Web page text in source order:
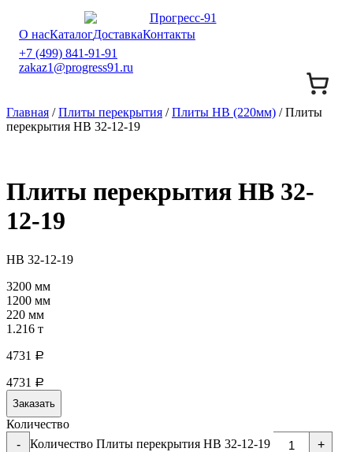
О насКаталогДоставкаКонтакты
+7 (499) 841-91-91
zakaz1@progress91.ru
Главная /Плиты перекрытия /Плиты НВ (220мм) / Плиты
перекрытия НВ 32-12-19
Плиты перекрытия НВ 32-
12-19
НВ 32-12-19
3200 мм
1200 мм
220 мм
1.216 т
4731
Р
4731 Р
Заказать
Количество
-
Количество Плиты перекрытия НВ 32-12-19
+